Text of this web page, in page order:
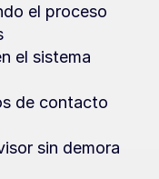
el proceso
el sistema
de contacto
sin demora